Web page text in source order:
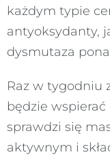
każdym typie
antyoksydanty,
dysmutaza
Raz w tygodniu
będzie
sprawdzi się
aktywnym i